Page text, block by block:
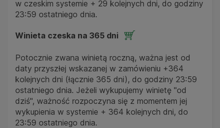
w czeskim systemie + 29 kolejnych dni, do godziny
23:59 ostatniego dnia.
Winieta czeska na 365 dni
Potocznie zwana winietą roczną, ważna jest od
daty przyszłej wskazanej w zamówieniu +364
kolejnych dni (łącznie 365 dni), do godziny 23:59
ostatniego dnia. Jeżeli wykupujemy winietę "od
dziś", ważność rozpoczyna się z momentem jej
wykupienia w systemie + 364 kolejnych dni, do
23:59 ostatniego dnia.